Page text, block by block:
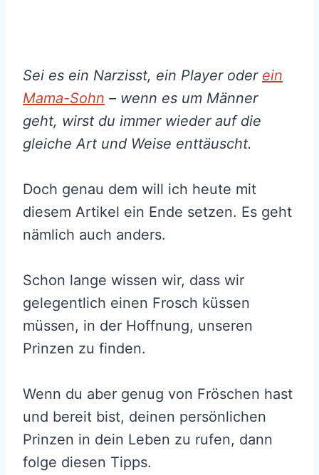
Sei es ein Narzisst, ein Player oder ein
Mama-Sohn – wenn es um Männer
geht, wirst du immer wieder auf die
gleiche Art und Weise enttäuscht.
Doch genau dem will ich heute mit
diesem Artikel ein Ende setzen. Es geht
nämlich auch anders.
Schon lange wissen wir, dass wir
gelegentlich einen Frosch küssen
müssen, in der Hoffnung, unseren
Prinzen zu finden.
Wenn du aber genug von Fröschen hast
und bereit bist, deinen persönlichen
Prinzen in dein Leben zu rufen, dann
folge diesen Tipps.